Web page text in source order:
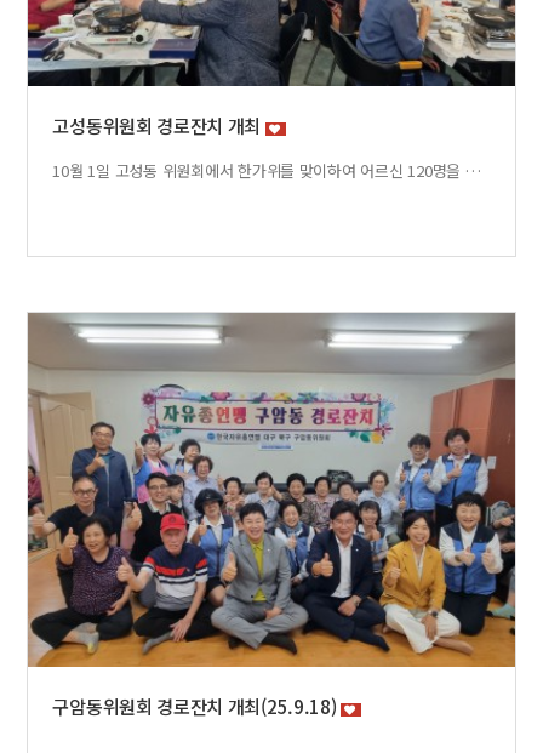
고성동위원회 경로잔치 개최
10월 1일 고성동 위원회에서 한가위를 맞이하여 어르신 120명을 초청해 소불고기전골, 잡채, 떡, 버서튀김등 정성을 다해 준비한 상차림으로 대접하였습니다.
구암동위원회 경로잔치 개최(25.9.18)